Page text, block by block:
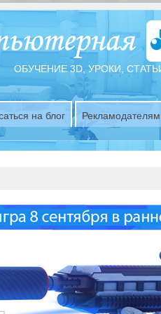
ОБУЧЕНИЕ 3D, УРОКИ,
на блог Рекламодателям